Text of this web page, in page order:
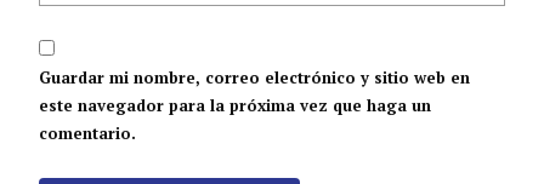
Guardar mi nombre, correo electrónico y sitio web en
este navegador para la próxima vez que haga un
comentario.